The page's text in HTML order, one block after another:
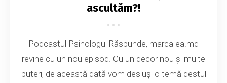
ascultăm?!
Podcastul Psihologul Răspunde, marca ea.md
revine cu un nou episod. Cu un decor nou și multe
puteri, de această dată vom desluși o temă destul